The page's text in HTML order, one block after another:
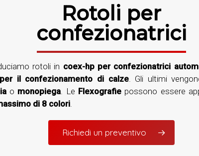
Rotoli per
confezionatrici
rotoli in coex-hp per confezionatrici
per il confezionamento di calze. Gli ultimi
o monopiega . Le Flexografie possono essere
di 8 colori.
Richiedi un preventivo